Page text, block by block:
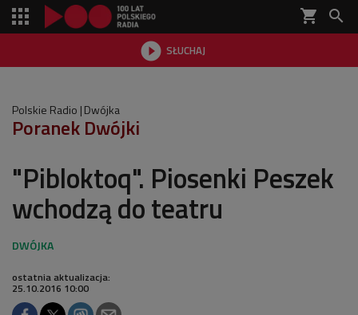
shopping_cart 
 SŁUCHAJ

Polskie Radio Dwójka
Poranek Dwójki
"Pibloktoq". Piosenki Peszek
wchodzą do teatru
ostatnia aktualizacja:
25.10.2016 10:00